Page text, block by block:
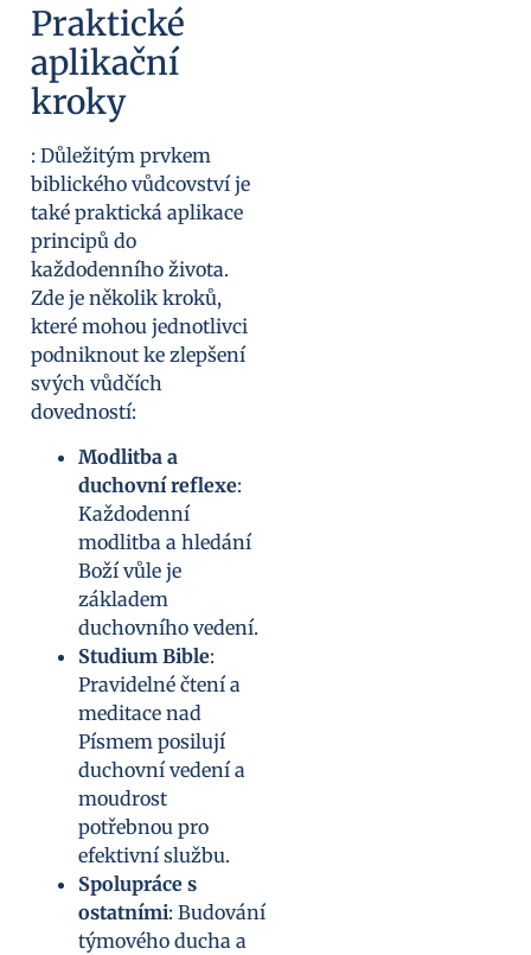
Praktické
aplikační
kroky
: Důležitým prvkem
biblického vůdcovství je
také praktická aplikace
principů do
každodenního života.
Zde je několik kroků,
které mohou jednotlivci
podniknout ke zlepšení
svých vůdčích
dovedností:
Modlitba a
duchovní reflexe:
Každodenní
modlitba a hledání
Boží vůle je
základem
duchovního vedení.
Studium Bible:
Pravidelné čtení a
meditace nad
Písmem posilují
duchovní vedení a
moudrost
potřebnou pro
efektivní službu.
Spolupráce s
ostatními: Budování
týmového ducha a